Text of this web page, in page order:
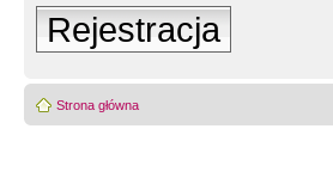
Rejestracja
Strona główna